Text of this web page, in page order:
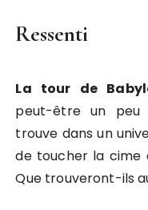
Ressenti
La tour de
peut-être un peu
trouve dans un
de toucher la cime
Que trouveront-ils